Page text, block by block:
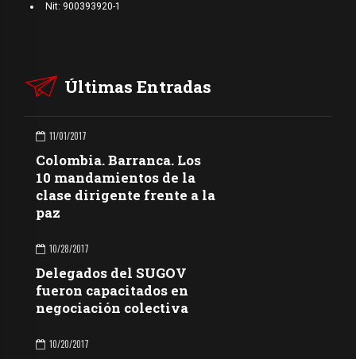
Nit: 900393920-1
Últimas Entradas
11/01/2017
Colombia. Barranca. Los
10 mandamientos de la
clase dirigente frente a la
paz
10/28/2017
Delegados del SUGOV
fueron capacitados en
negociación colectiva
10/20/2017